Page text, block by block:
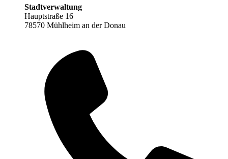
Stadtverwaltung
Hauptstraße 16
78570 Mühlheim an der Donau